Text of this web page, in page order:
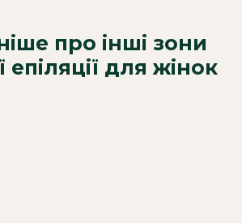
про інші зони
епіляції для жінок